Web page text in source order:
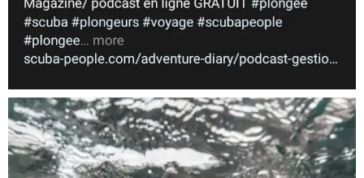
Nov 5
scuba_people_magazine